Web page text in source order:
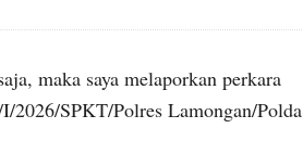
maka saya melaporkan perkara
SPKT/Polres Lamongan/Polda